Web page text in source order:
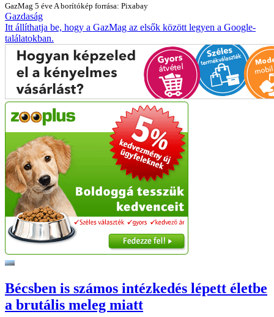
GazMag 5 éve A borítókép forrása: Pixabay
Gazdaság
Itt állíthatja be, hogy a GazMag az elsők között legyen a Google-
találatokban.
Bécsben is számos intézkedés lépett életbe
a brutális meleg miatt